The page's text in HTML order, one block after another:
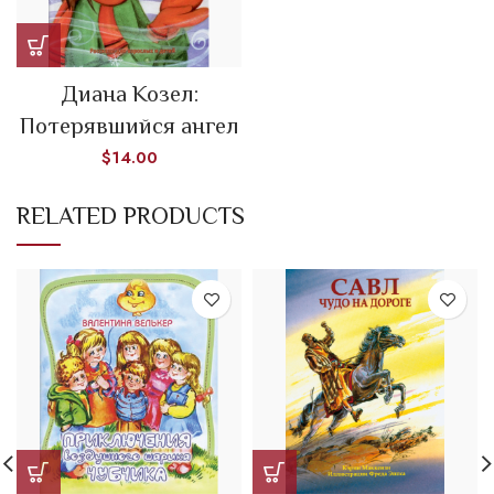
Диана Козел:
Потерявшийся ангел
$14.00
RELATED PRODUCTS